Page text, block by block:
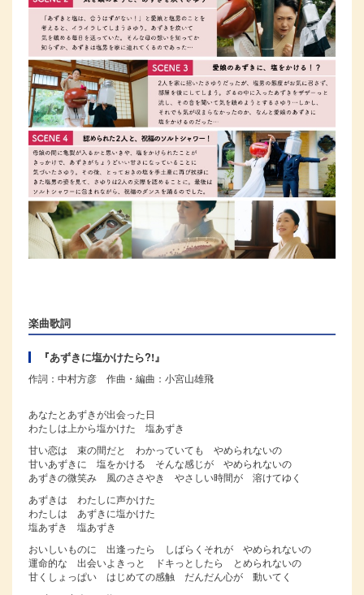
楽曲歌詞
『あずきに塩かけたら?!』
作詞：中村方彦 作曲・編曲：小宮山雄飛
あなたとあずきが出会った日
わたしは上から塩かけた 塩あずき
甘い恋は 束の間だと わかっていても やめられないの
甘いあずきに 塩をかける そんな感じが やめられないの
あずきの微笑み 風のささやき やさしい時間が 溶けてゆく
あずきは わたしに声かけた
わたしは あずきに塩かけた
塩あずき 塩あずき
おいしいものに 出逢ったら しばらくそれが やめられないの
運命的な 出会いよきっと ドキっとしたら とめられないの
甘くしょっぱい はじめての感触 だんだん心が 動いてく